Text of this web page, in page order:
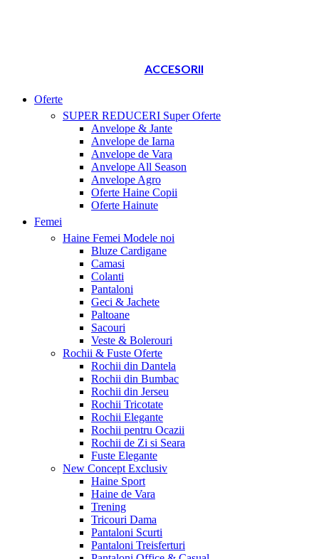
ACCESORII
Oferte
SUPER REDUCERI Super Oferte
Anvelope & Jante
Anvelope de Iarna
Anvelope de Vara
Anvelope All Season
Anvelope Agro
Oferte Haine Copii
Oferte Hainute
Femei
Haine Femei Modele noi
Bluze Cardigane
Camasi
Colanti
Pantaloni
Geci & Jachete
Paltoane
Sacouri
Veste & Bolerouri
Rochii & Fuste Oferte
Rochii din Dantela
Rochii din Bumbac
Rochii din Jerseu
Rochii Tricotate
Rochii Elegante
Rochii pentru Ocazii
Rochii de Zi si Seara
Fuste Elegante
New Concept Exclusiv
Haine Sport
Haine de Vara
Trening
Tricouri Dama
Pantaloni Scurti
Pantaloni Treisferturi